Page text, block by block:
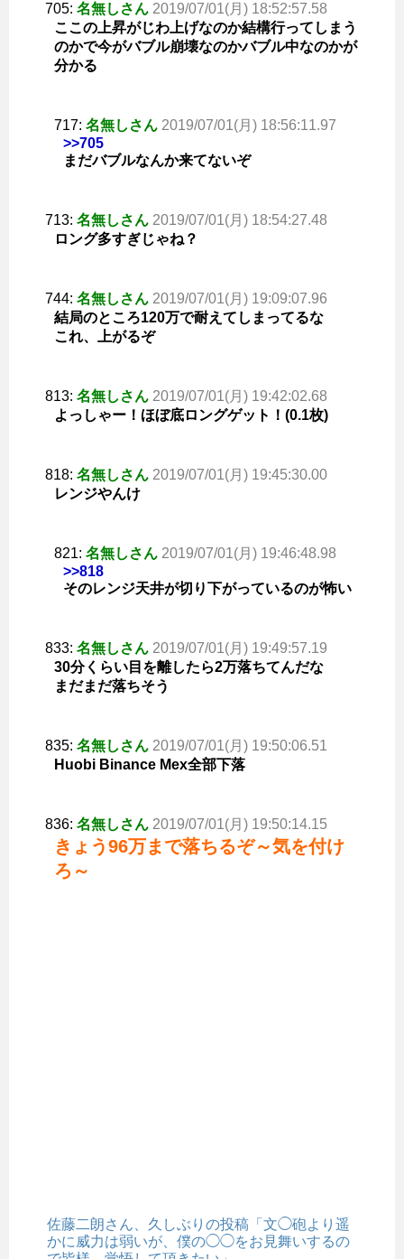
705: 名無しさん 2019/07/01(月) 18:52:57.58
ここの上昇がじわ上げなのか結構行ってしまう
のかで今がバブル崩壊なのかバブル中なのかが
分かる
717: 名無しさん 2019/07/01(月) 18:56:11.97
>>705
まだバブルなんか来てないぞ
713: 名無しさん 2019/07/01(月) 18:54:27.48
ロング多すぎじゃね？
744: 名無しさん 2019/07/01(月) 19:09:07.96
結局のところ120万で耐えてしまってるな
これ、上がるぞ
813: 名無しさん 2019/07/01(月) 19:42:02.68
よっしゃー！ほぼ底ロングゲット！(0.1枚)
818: 名無しさん 2019/07/01(月) 19:45:30.00
レンジやんけ
821: 名無しさん 2019/07/01(月) 19:46:48.98
>>818
そのレンジ天井が切り下がっているのが怖い
833: 名無しさん 2019/07/01(月) 19:49:57.19
30分くらい目を離したら2万落ちてんだな
まだまだ落ちそう
835: 名無しさん 2019/07/01(月) 19:50:06.51
Huobi Binance Mex全部下落
836: 名無しさん 2019/07/01(月) 19:50:14.15
きょう96万まで落ちるぞ～気を付け
ろ～
佐藤二朗さん、久しぶりの投稿「文◯砲より遥
かに威力は弱いが、僕の◯◯をお見舞いするの